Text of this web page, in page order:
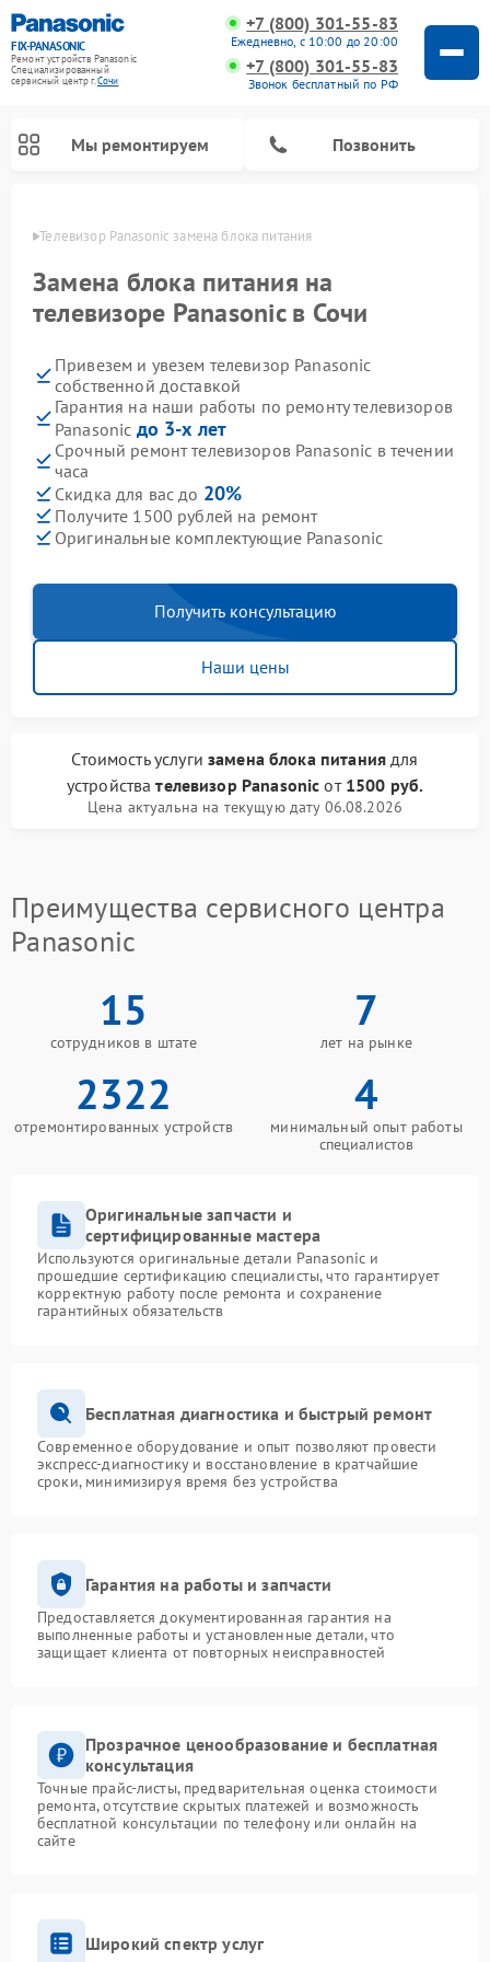
FIX-PANASONIC
Ремонт устройств Panasonic
Специализированный
cервисный центр г.Сочи
+7 (800) 301-55-83
Ежедневно, с 10:00 до 20:00
+7 (800) 301-55-83
Звонок бесплатный по РФ
Мы ремонтируем Позвонить
Сочи Телевизор Panasonic замена блока питания
Замена блока питания на
телевизоре Panasonic в Сочи
Привезем и увезем телевизор Panasonic
собственной доставкой
Гарантия на наши работы по ремонту телевизоров
Panasonic до 3-х лет
Срочный ремонт телевизоров Panasonic в течении
часа
Скидка для вас до 20%
Получите 1500 рублей на ремонт
Оригинальные комплектующие Panasonic
Получить консультацию
Наши цены
Стоимость услуги замена блока питаниядля
устройствателевизор Panasonic от 1500 руб.
Цена актуальна на текущую дату 06.08.2026
Преимущества сервисного центра
Panasonic
15
сотрудников в штате
7
лет на рынке
2322
отремонтированных устройств
4
минимальный опыт работы
специалистов
Оригинальные запчасти и
сертифицированные мастера
Используются оригинальные детали Panasonic и
прошедшие сертификацию специалисты, что гарантирует
корректную работу после ремонта и сохранение
гарантийных обязательств
Бесплатная диагностика и быстрый ремонт
Современное оборудование и опыт позволяют провести
экспресс-диагностику и восстановление в кратчайшие
сроки, минимизируя время без устройства
Гарантия на работы и запчасти
Предоставляется документированная гарантия на
выполненные работы и установленные детали, что
защищает клиента от повторных неисправностей
Прозрачное ценообразование и бесплатная
консультация
Точные прайс-листы, предварительная оценка стоимости
ремонта, отсутствие скрытых платежей и возможность
бесплатной консультации по телефону или онлайн на
сайте
Широкий спектр услуг